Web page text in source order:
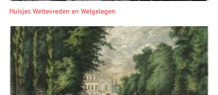
Huisjes Weltevreden en Welgelegen